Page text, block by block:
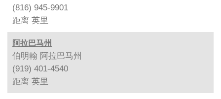
(816) 945-9901
距离 英里
阿拉巴马州
伯明翰 阿拉巴马州
(919) 401-4540
距离 英里